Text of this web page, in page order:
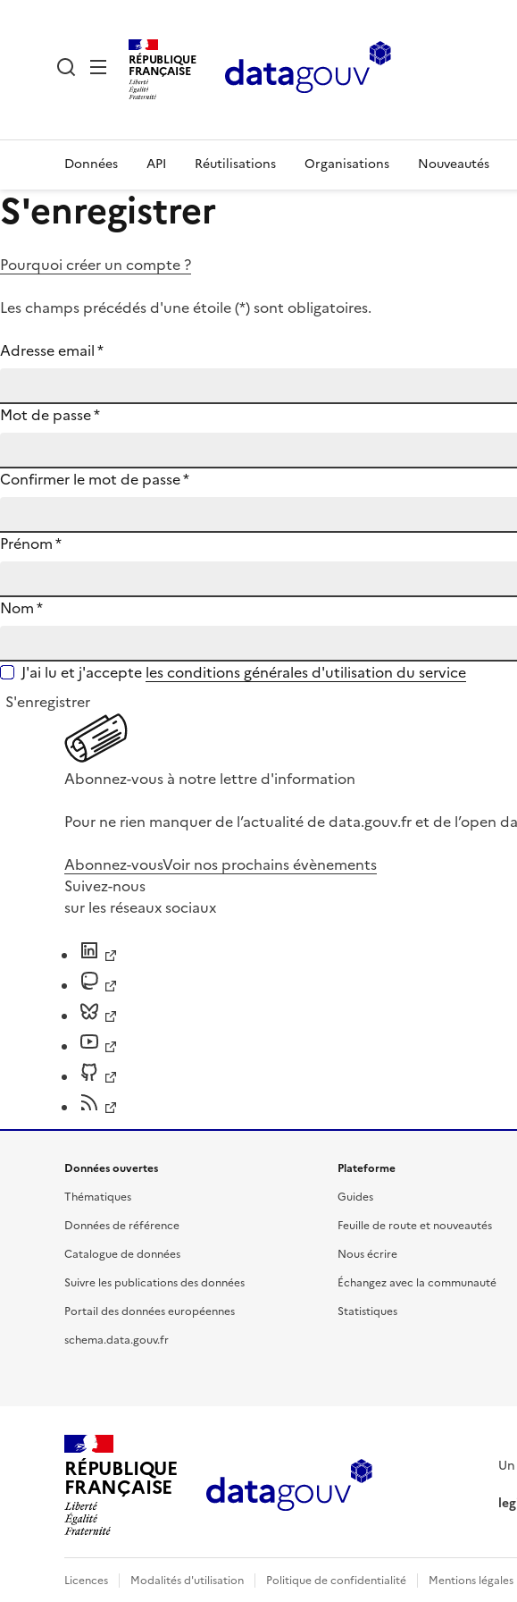
RÉPUBLIQUE
FRANÇAISE
Données API Réutilisations Organisations Nouveautés
S'enregistrer
Pourquoi créer un compte ?
Les champs précédés d'une étoile (*) sont obligatoires.
Adresse email*
Mot de passe*
Confirmer le mot de passe*
Prénom*
Nom*
J'ai lu et j'accepte les conditions générales d'utilisation du service
S'enregistrer
Abonnez-vous à notre lettre d'information
Pour ne rien manquer de l’actualité de data.gouv.fr et de l’open
Abonnez-vousVoir nos prochains évènements
Suivez-nous
sur les réseaux sociaux
Données ouvertes
Thématiques
Données de référence
Catalogue de données
Suivre les publications des données
Portail des données européennes
schema.data.gouv.fr
Plateforme
Guides
Feuille de route et nouveautés
Nous écrire
Échangez avec la communauté
Statistiques
RÉPUBLIQUE
FRANÇAISE
Licences Modalités d'utilisation Politique de confidentialité Mentions légales